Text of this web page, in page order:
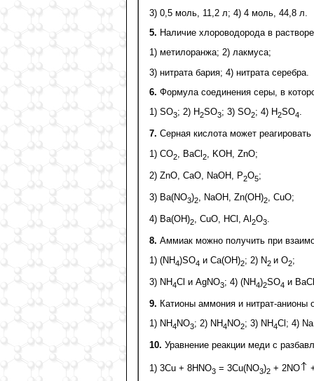
3) 0,5 моль, 11,2 л; 4) 4 моль, 44,8 л.
5. Наличие хлороводорода в
1) метилоранжа; 2) лакмуса;
3) нитрата бария; 4) нитрата серебра.
6. Формула соединения серы, в
1) SО3; 2) H2SO3; 3) SO2; 4) H2SO4.
7. Серная кислота может
1) СО2 , ВаCl2 , KОН, ZnO;
2) ZnО, СаО, NaOH, Р2О5;
3) Ва(NO3)2 , NaOH, Zn(ОH)2 , СuО;
4) Ва(ОН)2 , СuО, НCl, Al2О3
8. Аммиак можно получить при
1) (NH4)SO4 и Са(ОН)2; 2) N2 и О2;
3) NH4Cl и AgNО3; 4) (NH4)2SO4 и BаCl
9. Катионы аммония и нитрат-анионы
1) NH4NO3; 2) NH4NO2; 3) NH4Cl; 4)
10. Уравнение реакции меди с
1) 3Сu + 8НNО3 = 3Сu(NO3)2 + 2NO